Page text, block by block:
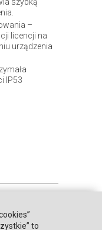
–
licencji na
urządzenia
IP53
to